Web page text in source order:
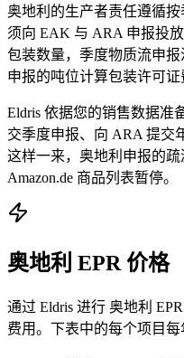
奥地利的生产者责任遵循
须向 EAK 与 ARA 申报投
包装数量，季度物质流申
申报的吨位计算包装许可证
Eldris 依据您的销售数据准
交季度申报、向 ARA 提
这样一来，奥地利申报的
Amazon.de 商品列表暂停。
奥地利 EPR 价格
通过 Eldris 进行 奥地利
费用。下表中的每个项目